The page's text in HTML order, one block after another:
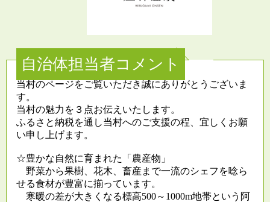
自治体担当者コメント
当村のページをご覧いただき誠にありがとうございま
す。
当村の魅力を３点お伝えいたします。
ふるさと納税を通し当村へのご支援の程、宜しくお願
い申し上げます。
☆豊かな自然に育まれた「農産物」
野菜から果樹、花木、畜産まで一流のシェフを唸ら
せる食材が豊富に揃っています。
寒暖の差が大きくなる標高500～1000m地帯という阿